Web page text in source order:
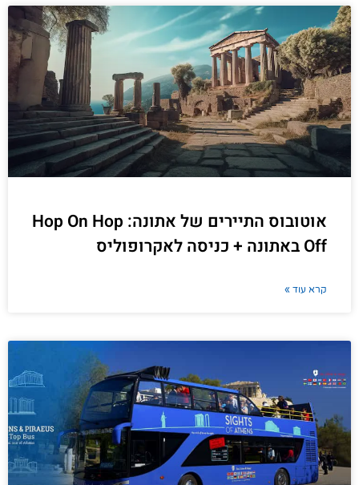
אוטובוס התיירים של אתונה: Hop On Hop
Off באתונה + כניסה לאקרופוליס
קרא עוד »